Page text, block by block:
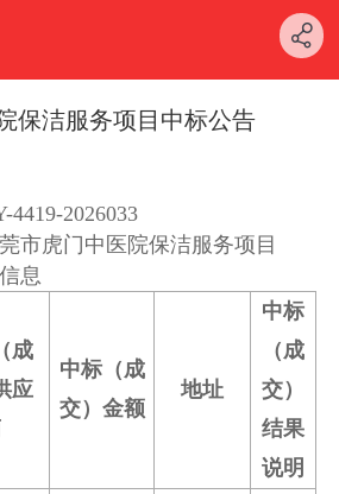
保洁服务项目中标公告
4419-2026033
市虎门中医院保洁服务项目
息
成
应
中标（成
交）金额
地址
中标
（成
交）
结果
说明